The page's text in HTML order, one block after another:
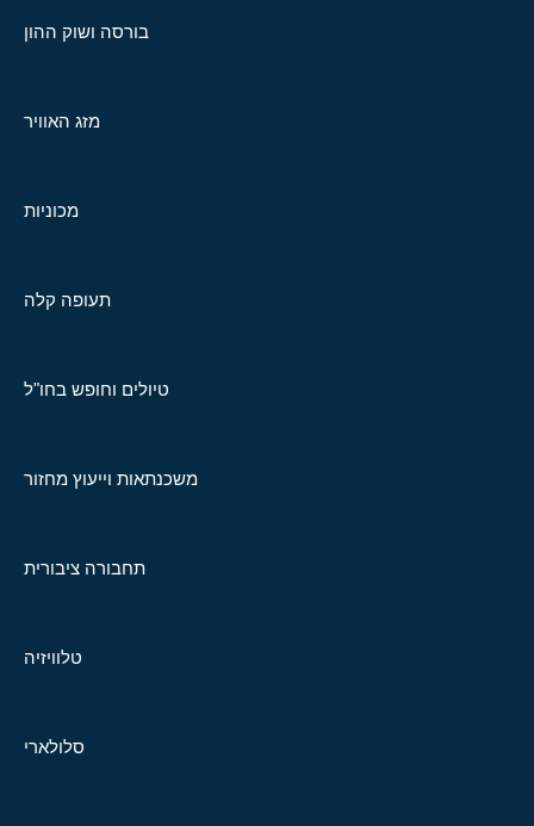
בורסה ושוק ההון
מזג האוויר
מכוניות
תעופה קלה
טיולים וחופש בחו"ל
משכנתאות וייעוץ מחזור
תחבורה ציבורית
טלוויזיה
סלולארי